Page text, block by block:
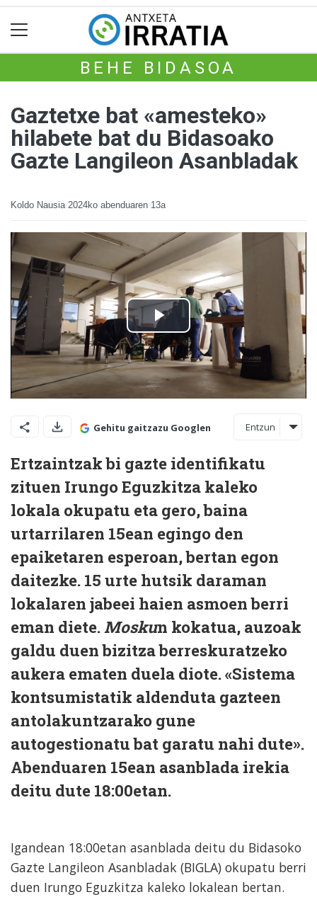
BEHE BIDASOA
Gaztetxe bat «amesteko»
hilabete bat du Bidasoako
Gazte Langileon Asanbladak
Koldo Nausia 2024ko abenduaren 13a
Gehitu gaitzazu Googlen Entzun
Ertzaintzak bi gazte identifikatu
zituen Irungo Eguzkitza kaleko
lokala okupatu eta gero, baina
urtarrilaren 15ean egingo den
epaiketaren esperoan, bertan egon
daitezke. 15 urte hutsik daraman
lokalaren jabeei haien asmoen berri
eman diete.Moskun kokatua, auzoak
galdu duen bizitza berreskuratzeko
aukera ematen duela diote. «Sistema
kontsumistatik aldenduta gazteen
antolakuntzarako gune
autogestionatu bat garatu nahi dute».
Abenduaren 15ean asanblada irekia
deitu dute 18:00etan.
Igandean 18:00etan asanblada deitu du Bidasoko
Gazte Langileon Asanbladak (BIGLA) okupatu berri
duen Irungo Eguzkitza kaleko lokalean bertan.